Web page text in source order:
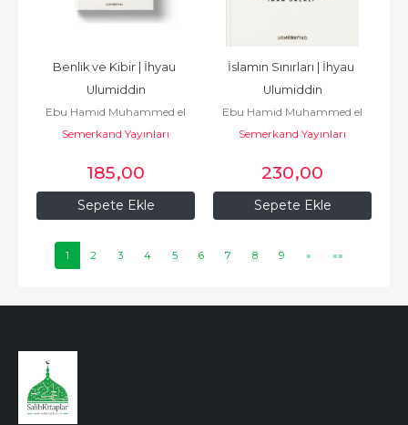
Sepete Ekle
Benlik ve Kibir | İhyau
Ulumiddin
Ebu Hamid Muhammed el
Gazali أبو
Semerkand Yayınları
185,00
Sepete Ekle
İslamın Sınırları | İhyau
Ulumiddin
Ebu Hamid Muhammed el
Gazali أبو
Semerkand Yayınları
230,00
1 2 3 4 5 6 7 8 9 » »»